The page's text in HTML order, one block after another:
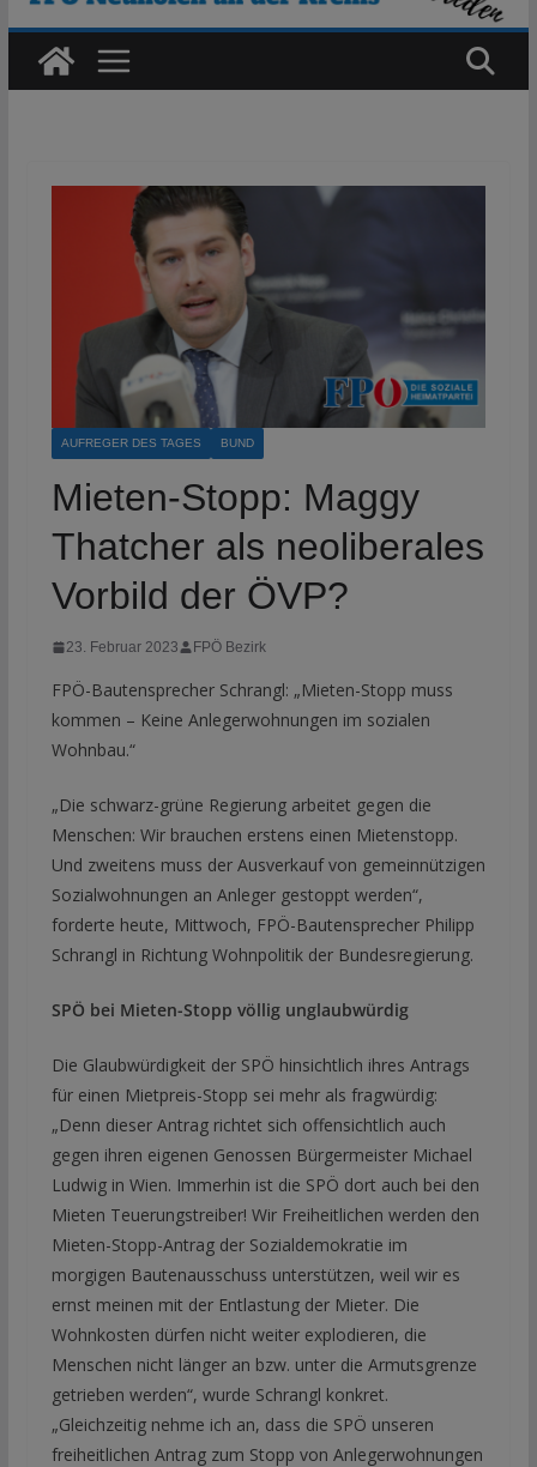
AUFREGER DES TAGES BUND
Mieten-Stopp: Maggy
Thatcher als neoliberales
Vorbild der ÖVP?
23. Februar 2023 FPÖ Bezirk
FPÖ-Bautensprecher Schrangl: „Mieten-Stopp muss
kommen – Keine Anlegerwohnungen im sozialen
Wohnbau.“
„Die schwarz-grüne Regierung arbeitet gegen die
Menschen: Wir brauchen erstens einen Mietenstopp.
Und zweitens muss der Ausverkauf von gemeinnützigen
Sozialwohnungen an Anleger gestoppt werden“,
forderte heute, Mittwoch, FPÖ-Bautensprecher Philipp
Schrangl in Richtung Wohnpolitik der Bundesregierung.
SPÖ bei Mieten-Stopp völlig unglaubwürdig
Die Glaubwürdigkeit der SPÖ hinsichtlich ihres Antrags
für einen Mietpreis-Stopp sei mehr als fragwürdig:
„Denn dieser Antrag richtet sich offensichtlich auch
gegen ihren eigenen Genossen Bürgermeister Michael
Ludwig in Wien. Immerhin ist die SPÖ dort auch bei den
Mieten Teuerungstreiber! Wir Freiheitlichen werden den
Mieten-Stopp-Antrag der Sozialdemokratie im
morgigen Bautenausschuss unterstützen, weil wir es
ernst meinen mit der Entlastung der Mieter. Die
Wohnkosten dürfen nicht weiter explodieren, die
Menschen nicht länger an bzw. unter die Armutsgrenze
getrieben werden“, wurde Schrangl konkret.
„Gleichzeitig nehme ich an, dass die SPÖ unseren
freiheitlichen Antrag zum Stopp von Anlegerwohnungen